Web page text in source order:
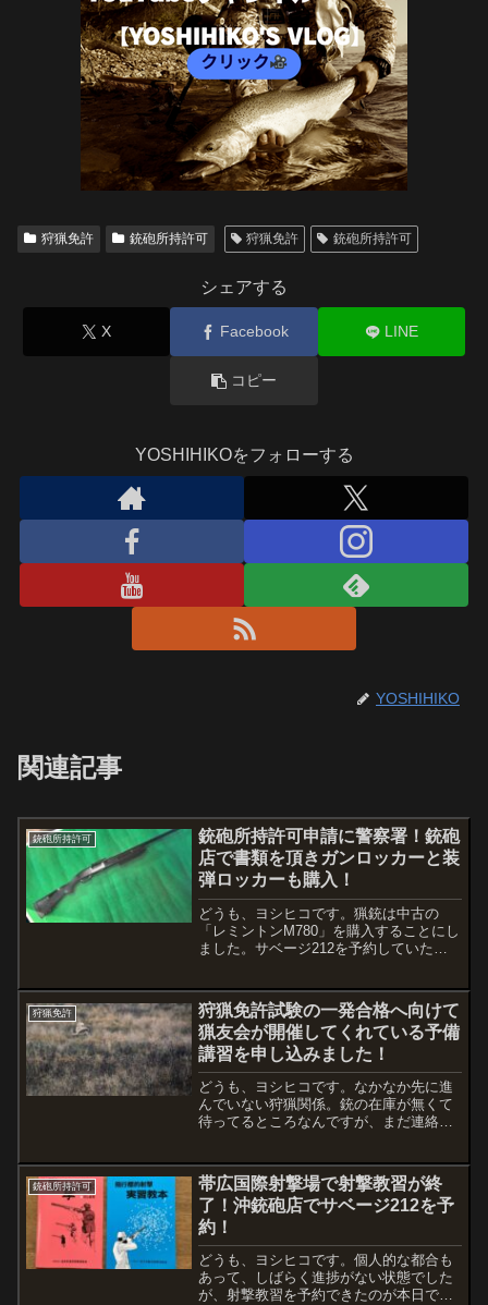
狩猟免許 銃砲所持許可 狩猟免許 銃砲所持許可
シェアする
X Facebook LINE
コピー
YOSHIHIKOをフォローする
YOSHIHIKO
関連記事
銃砲所持許可
銃砲所持許可申請に警察署！銃砲
店で書類を頂きガンロッカーと装
弾ロッカーも購入！
どうも、ヨシヒコです。猟銃は中古の
「レミントンM780」を購入することにし
ました。サベージ212を予約していたの
なことにもなるし、狩猟以外にもクレー
射撃もしたいな〜と思うよ...
狩猟免許
狩猟免許試験の一発合格へ向けて
猟友会が開催してくれている予備
講習を申し込みました！
どうも、ヨシヒコです。なかなか先に進
んでいない狩猟関係。銃の在庫が無くて
待ってるところなんですが、まだ連絡が
か。気長に待つしかない（汗）。銃に関
しては銃砲店に銃が届い...
銃砲所持許可
帯広国際射撃場で射撃教習が終
了！沖銃砲店でサベージ212を予
約！
どうも、ヨシヒコです。個人的な都合も
あって、しばらく進捗がない状態でした
が、射撃教習を予約できたのが本日でし